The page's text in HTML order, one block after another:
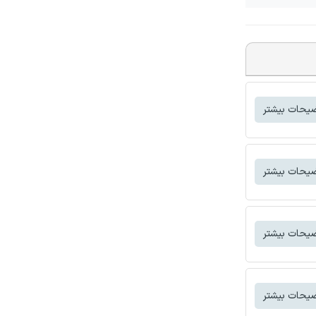
بیشتر
بیشتر
بیشتر
بیشتر